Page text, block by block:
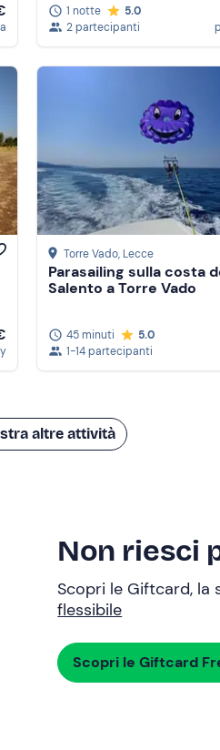
1 notte
5.0
2 partecipanti
Torre Vado, Lecce
Parasailing sulla costa
Salento a Torre Vado
45 minuti
5.0
1-14 partecipanti
altre attività
Non riesci
Scopri le Giftcard, la
flessibile
Scopri le Giftcard